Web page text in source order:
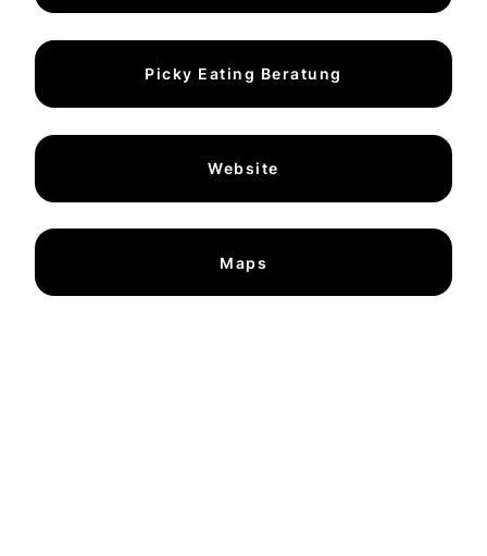
Picky Eating Beratung
Website
Maps